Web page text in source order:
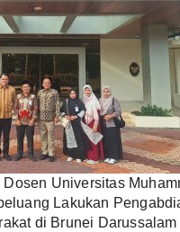
Universitas
Lakukan
di Brunei Darussalam